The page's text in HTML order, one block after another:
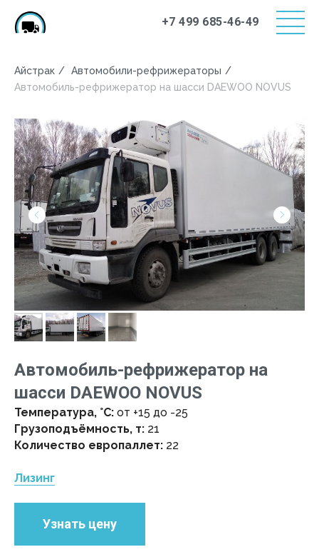
+7 499 685-46-49
Айстрак / Автомобили-рефрижераторы /
Автомобиль-рефрижератор на шасси DAEWOO NOVUS
Автомобиль-рефрижератор на
шасси DAEWOO NOVUS
Температура, °C: от +15 до -25
Грузоподъёмность, т: 21
Количество европаллет: 22
Лизинг
Узнать цену